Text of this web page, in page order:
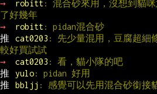
→ robitt: 混合砂來用，沒想到貓咪
了好幾年
→
robitt: pidan混合砂
推
cat0203 : 先少量混用，豆腐超細
較好買試試
→
cat0203 : 看，貓小隊的吧
推
yulo: pidan 好用
推
bbljj : 感覺可以先用混合砂銜接